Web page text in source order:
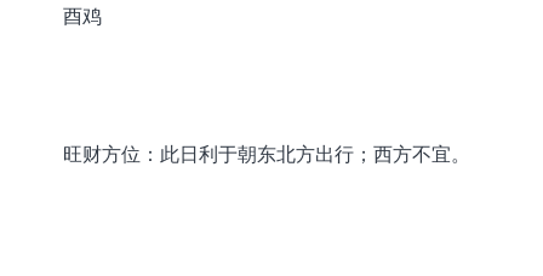
酉鸡
旺财方位：此日利于朝东北方出行；西方不宜。